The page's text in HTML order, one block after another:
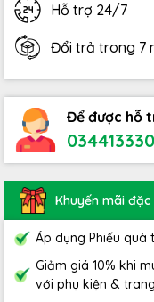
Hỗ trợ 24/7
Đổi trả trong 7
Để được hỗ
Khuyến mãi đặc
Áp dụng Phiếu
Giảm giá 10% khi
với phụ kiện &